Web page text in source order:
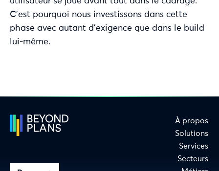
C’est pourquoi nous investissons dans cette
phase avec autant d’exigence que dans le build
lui-même.
À propos
Solutions
Services
Secteurs